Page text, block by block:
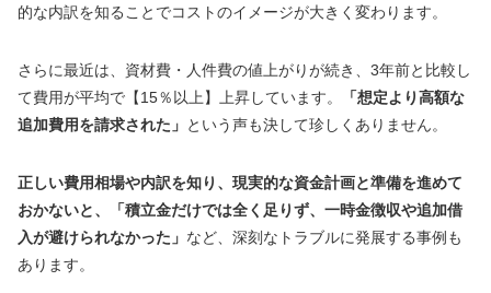
的な内訳を知ることでコストのイメージが大きく変わります。
さらに最近は、資材費・人件費の値上がりが続き、3年前と比較し
て費用が平均で【15％以上】上昇しています。
「想定より高額な
追加費用を請求された」 という声も決して珍しくありません。
正しい費用相場や内訳を知り、現実的な資金計画と準備を進めて
おかないと、「積立金だけでは全く足りず、一時金徴収や追加借
入が避けられなかった」 など、深刻なトラブルに発展する事例も
あります。